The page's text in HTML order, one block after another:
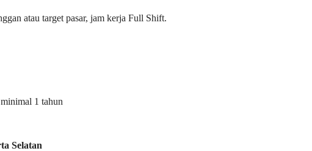
atau target pasar, jam kerja Full Shift.
1 tahun
Selatan